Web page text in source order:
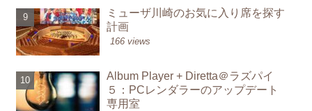
ミューザ川崎のお気に入り席を探す
計画
166 views
Album Player + Diretta＠ラズパイ
５：PCレンダラーのアップデート
専用室